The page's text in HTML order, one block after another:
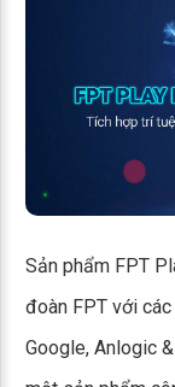
Sản phẩm FPT
đoàn FPT với
Google, Anlogic